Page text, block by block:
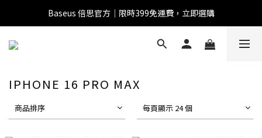
全館滿1500 95折
Baseus 倍思官方｜限時399免運費，立即選購
全館滿1500 95折
IPHONE 16 PRO MAX
商品排序 每頁顯示 24 個
您好，我是 Baseus 小獅助理。我可以協助查詢商品、活